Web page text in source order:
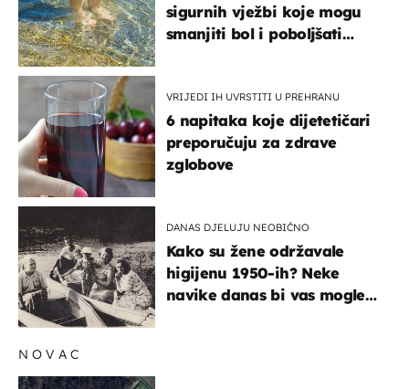
sigurnih vježbi koje mogu
smanjiti bol i poboljšati
VRIJEDI IH UVRSTITI U PREHRANU
6 napitaka koje dijetetičari
preporučuju za zdrave
zglobove
DANAS DJELUJU NEOBIČNO
Kako su žene održavale
higijenu 1950-ih? Neke
navike danas bi vas mogle
NOVAC